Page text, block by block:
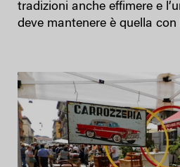
tradizioni anche effimere e
deve mantenere è quella